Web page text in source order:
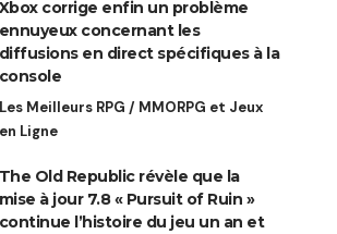
Xbox corrige enfin un problème
ennuyeux concernant les
diffusions en direct spécifiques à la
console
Les Meilleurs RPG / MMORPG et Jeux
en Ligne
The Old Republic révèle que la
mise à jour 7.8 « Pursuit of Ruin »
continue l’histoire du jeu un an et